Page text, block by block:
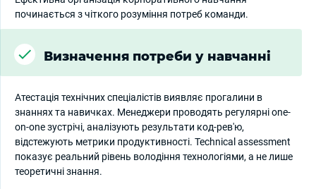
починається з чіткого розуміння потреб команди.
Визначення потреби у навчанні
Атестація технічних спеціалістів виявляє прогалини в
знаннях та навичках. Менеджери проводять регулярні one-
on-one зустрічі, аналізують результати код-рев'ю,
відстежують метрики продуктивності. Technical assessment
показує реальний рівень володіння технологіями, а не лише
теоретичні знання.